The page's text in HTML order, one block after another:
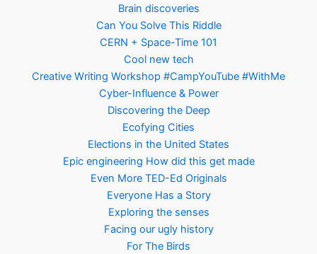
Brain discoveries
Can You Solve This Riddle
CERN + Space-Time 101
Cool new tech
Creative Writing Workshop #CampYouTube #WithMe
Cyber-Influence & Power
Discovering the Deep
Ecofying Cities
Elections in the United States
Epic engineering How did this get made
Even More TED-Ed Originals
Everyone Has a Story
Exploring the senses
Facing our ugly history
For The Birds